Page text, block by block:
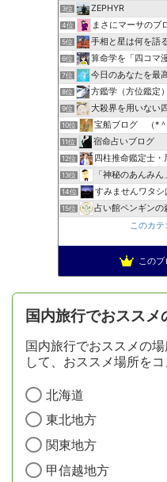
3位 ZEPHYR
4位 まさにマーサのブ
5位 手相と星は何を語
6位 算命学を「四コマ
7位 今日のあなたを最
8位 方鑑学（方位鑑定）
9位 大殺界を用いない
10位 宝船ブログ （*＾
11位 宿命占いブログ
12位 四柱推命鑑定士
13位 「神秘のあんみん」 だ
14位 すみませんワタシ
15位
占い館ペンギンの
このカ
このブ